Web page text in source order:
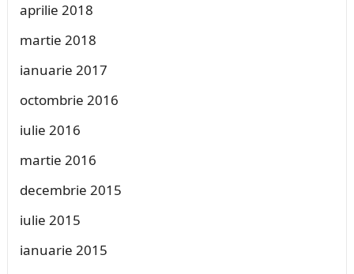
aprilie 2018
martie 2018
ianuarie 2017
octombrie 2016
iulie 2016
martie 2016
decembrie 2015
iulie 2015
ianuarie 2015